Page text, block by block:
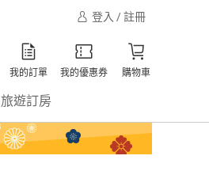
登入 / 註冊
我的訂單 我的優惠券 購物車
旅遊訂房